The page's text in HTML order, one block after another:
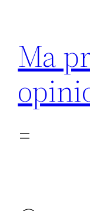
contenu
Ma